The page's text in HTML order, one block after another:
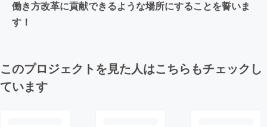
働き方改革に貢献できるような場所にすることを誓いま
す！
このプロジェクトを見た人はこちらもチェックし
ています